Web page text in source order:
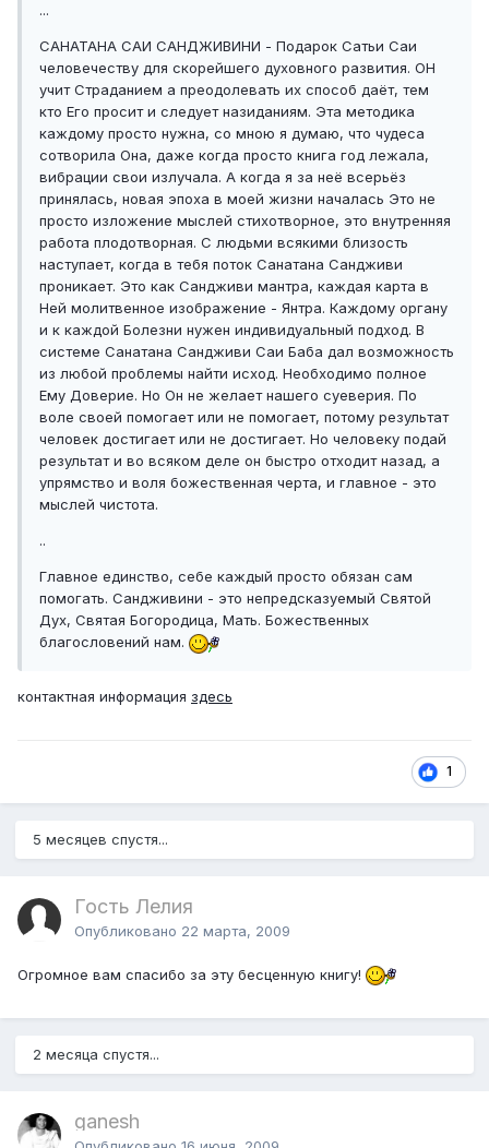
...
САНАТАНА САИ САНДЖИВИНИ - Подарок Сатьи Саи
человечеству для скорейшего духовного развития. ОН
учит Страданием а преодолевать их способ даёт, тем
кто Его просит и следует назиданиям. Эта методика
каждому просто нужна, со мною я думаю, что чудеса
сотворила Она, даже когда просто книга год лежала,
вибрации свои излучала. А когда я за неё всерьёз
принялась, новая эпоха в моей жизни началась Это не
просто изложение мыслей стихотворное, это внутренняя
работа плодотворная. С людьми всякими близость
наступает, когда в тебя поток Санатана Сандживи
проникает. Это как Сандживи мантра, каждая карта в
Ней молитвенное изображение - Янтра. Каждому органу
и к каждой Болезни нужен индивидуальный подход. В
системе Санатана Сандживи Саи Баба дал возможность
из любой проблемы найти исход. Необходимо полное
Ему Доверие. Но Он не желает нашего суеверия. По
воле своей помогает или не помогает, потому результат
человек достигает или не достигает. Но человеку подай
результат и во всяком деле он быстро отходит назад, а
упрямство и воля божественная черта, и главное - это
мыслей чистота.
..
Главное единство, себе каждый просто обязан сам
помогать. Сандживини - это непредсказуемый Святой
Дух, Святая Богородица, Мать. Божественных
благословений нам.
контактная информация здесь
1
5 месяцев спустя...
Гость Лелия
Опубликовано 22 марта, 2009
Огромное вам спасибо за эту бесценную книгу!
2 месяца спустя...
ganesh